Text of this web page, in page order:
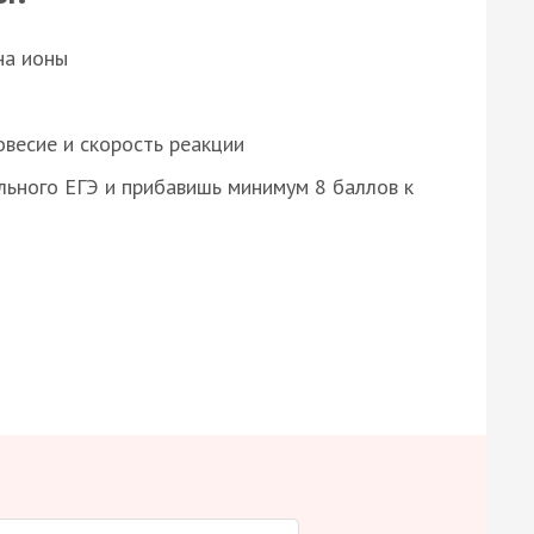
ионы
и скорость реакции
ЕГЭ и прибавишь минимум 8 баллов к